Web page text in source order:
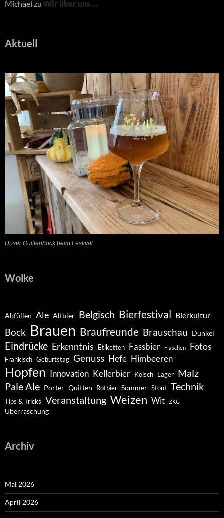
Michael zu Wir über uns …
Aktuell
Unser Quittenbock beim Festival
Wolke
Abfüllen Ale Altbier Belgisch Bierfestival Bierkultur
Bock Brauen Braufreunde Brauschau Dunkel
Eindrücke Erkenntnis Etiketten Fassbier Flaschen Fotos
Fränkisch Geburtstag Genuss Hefe Himbeeren
Hopfen Innovation Kellerbier Kölsch Lager Malz
Pale Ale Porter Quitten Rotbier Sommer Stout Technik
Tips & Tricks Veranstaltung Weizen Wit ZKG
Überraschung
Archiv
Mai 2026
April 2026